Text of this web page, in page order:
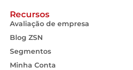
Recursos
Avaliação de empresa
Blog ZSN
Segmentos
Minha Conta